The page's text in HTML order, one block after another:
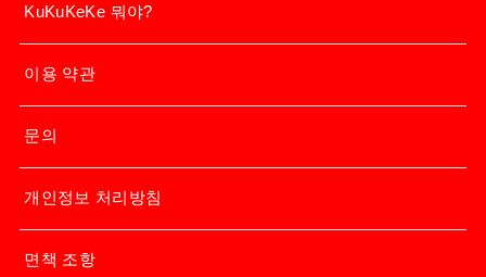
KuKuKeKe 뭐야?
이용 약관
문의
개인정보 처리방침
면책 조항